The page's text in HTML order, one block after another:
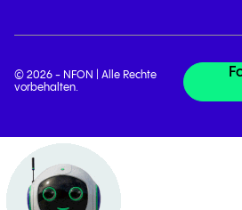
© 2026 - NFON | Alle Rechte
vorbehalten.